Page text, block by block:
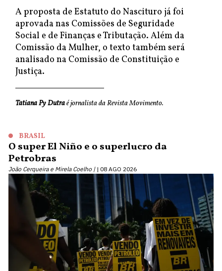
A proposta de Estatuto do Nascituro já foi
aprovada nas Comissões de Seguridade
Social e de Finanças e Tributação. Além da
Comissão da Mulher, o texto também será
analisado na Comissão de Constituição e
Justiça.
Tatiana Py Dutraé jornalista da Revista Movimento.
BRASIL
O super El Niño e o superlucro da
Petrobras
João Cerqueira e Mirela Coelho | 08 AGO 2026